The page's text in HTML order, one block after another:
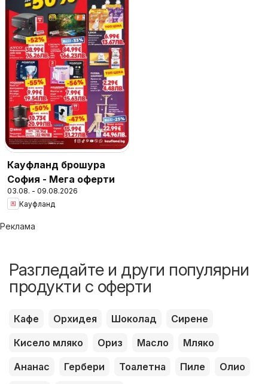
Кауфланд брошура
София - Мега оферти
03.08. - 09.08.2026
Кауфланд
Реклама
Разгледайте и други популярни
продукти с оферти
Кафе Орхидея Шоколад
Сирене
Кисело мляко
Ориз Масло
Мляко
Ананас
Гербери Тоалетна Пиле
Олио